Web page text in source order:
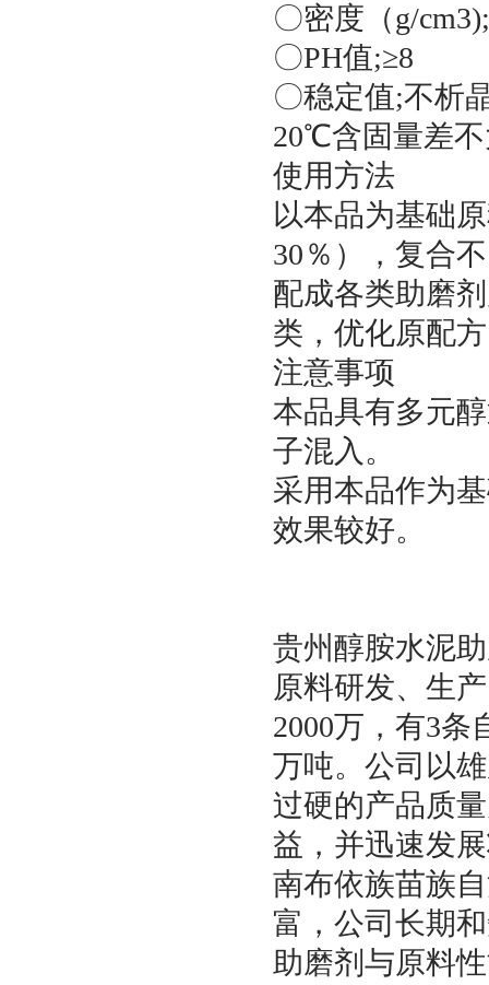
〇密度（g/
〇PH值;≥8
〇稳定值;不析
20℃含固量差
使用方法
以本品为基础
30％），复合
配成各类助磨
类，优化原配
注意事项
本品具有多元
子混入。
采用本品作为
效果较好。
贵州醇胺水泥
原料研发、生
2000万，有3条
万吨。公司以
过硬的产品质
益，并迅速发
南布依族苗族
富，公司长期
助磨剂与原料